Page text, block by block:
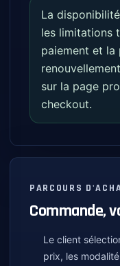
La
les limitations
paiement et
sur la page
checkout.
PARCOURS
Commande,
Le client
prix, les